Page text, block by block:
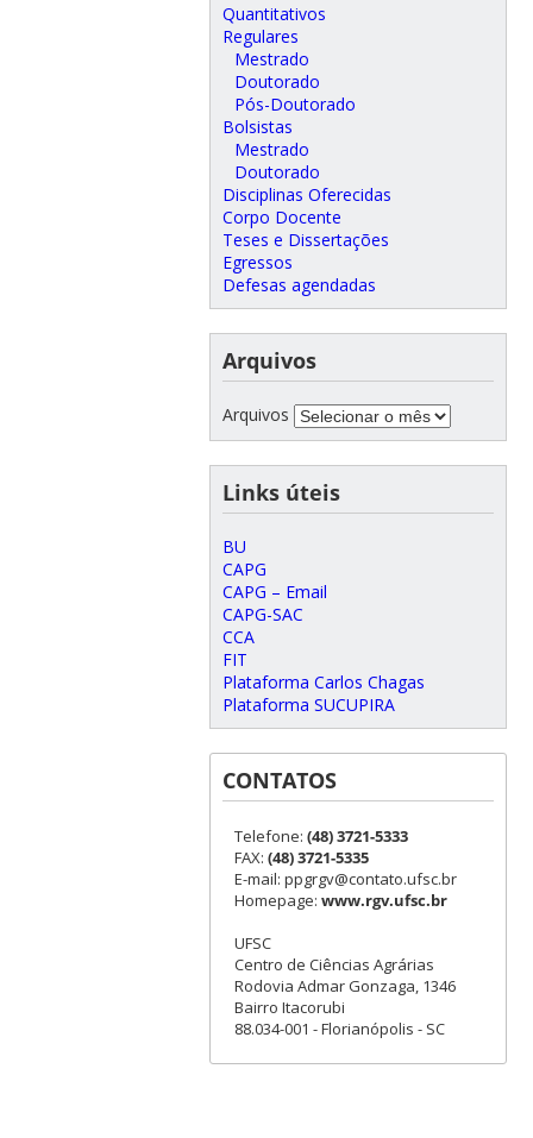
Quantitativos
Regulares
Mestrado
Doutorado
Pós-Doutorado
Bolsistas
Mestrado
Doutorado
Disciplinas Oferecidas
Corpo Docente
Teses e Dissertações
Egressos
Defesas agendadas
Arquivos
Arquivos
Links úteis
BU
CAPG
CAPG – Email
CAPG-SAC
CCA
FIT
Plataforma Carlos Chagas
Plataforma SUCUPIRA
CONTATOS
Telefone: (48) 3721-5333
FAX: (48) 3721-5335
E-mail: ppgrgv@contato.ufsc.br
Homepage: www.rgv.ufsc.br
UFSC
Centro de Ciências Agrárias
Rodovia Admar Gonzaga, 1346
Bairro Itacorubi
88.034-001 - Florianópolis - SC